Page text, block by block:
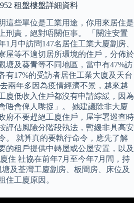
租盤樓盤詳細資料
這些單位是工業用途，你用來居住是
刑責，絕對唔關佢事。 「關注安置
1月中訪問147名居住工業大廈劏房、
屋等不適切居所環境的住戶，分佈於
塘及葵青等不同地區，當中有47%訪
有17%的受訪者居住工業大廈及天台
兩年多因為疫情經濟不景，越來越
廈低收入住戶都沒有申請綜緩，因為
唔會俾人嚟捉」。 她建議除非大廈
府不要趕絕工廈住戶，屋宇署巡查時
評估風險分階段執法，暫緩非具高安
。 就算真的要執行命令，應先了解
的租戶提供中轉屋或公屋安置，以及
住 社協在前年7月至今年7月間，持
及荃灣工廈劏房、板間房、床位及
住工廈原因。